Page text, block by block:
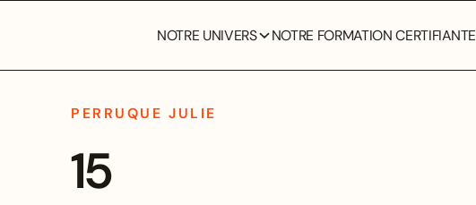
NOTRE UNIVERS NOTRE FORMATION CERTIFIANTE
PERRUQUE JULIE
15